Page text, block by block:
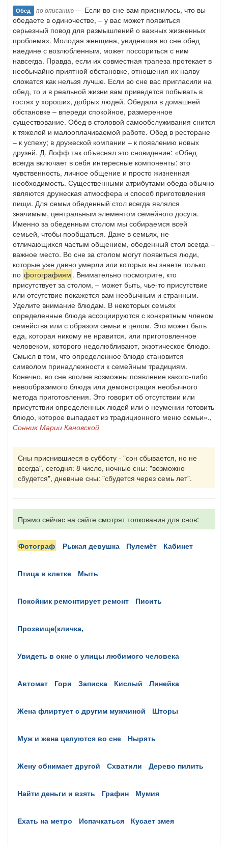
Обед по описанию— Если во сне вам приснилось, что вы
обедаете в одиночестве, – у вас может появиться
серьезный повод для размышлений о важных жизненных
проблемах. Молодая женщина, увидевшая во сне обед
наедине с возлюбленным, может поссориться с ним
навсегда. Правда, если их совместная трапеза протекает в
необычайно приятной обстановке, отношения их наяву
сложатся как нельзя лучше. Если во сне вас пригласили на
обед, то и в реальной жизни вам приведется побывать в
гостях у хороших, добрых людей. Обедали в домашней
обстановке – впереди спокойное, размеренное
существование. Обед в столовой самообслуживания снится
к тяжелой и малооплачиваемой работе. Обед в ресторане
– к успеху; в дружеской компании – к появлению новых
друзей. Д. Лофф так объяснял это сновидение: «Обед
всегда включает в себя интересные компоненты: это
чувственность, личное общение и просто жизненная
необходимость. Существенными атрибутами обеда обычно
являются дружеская атмосфера и способ приготовления
пищи. Для семьи обеденный стол всегда являлся
значимым, центральным элементом семейного досуга.
Именно за обеденным столом мы собираемся всей
семьей, чтобы пообщаться. Даже в семьях, не
отличающихся частым общением, обеденный стол всегда –
важное место. Во сне за столом могут появиться люди,
которые уже давно умерли или которых вы знаете только
по фотографиям . Внимательно посмотрите, кто
присутствует за столом, – может быть, чье-то присутствие
или отсутствие покажется вам необычным и странным.
Уделите внимание блюдам. В некоторых семьях
определенные блюда ассоциируются с конкретным членом
семейства или с образом семьи в целом. Это может быть
еда, которая никому не нравится, или приготовленное
человеком, которого недолюбливают, экзотическое блюдо.
Смысл в том, что определенное блюдо становится
символом принадлежности к семейным традициям.
Конечно, во сне вполне возможны появление какого-либо
невообразимого блюда или демонстрация необычного
метода приготовления. Это говорит об отсутствии или
присутствии определенных людей или о неумении готовить
блюдо, которое выпадает из традиционного меню семьи».,
Сонник Марии Кановской
Сны приснившиеся в субботу - "сон сбывается, но не
всегда", сегодня: 8 число, ночные сны: "возможно
сбудется", дневные сны: "сбудется через семь лет".
Прямо сейчас на сайте смотрят толкования для снов:
фотограф рыжая девушка пулемёт кабинет
птица в клетке мыть
покойник ремонтирует ремонт писить
прозвище(кличка,
увидеть в окне с улицы любимого человека
автомат гори записка кислый линейка
жена флиртует с другим мужчиной шторы
муж и жена целуются во сне нырять
жену обнимает другой схватили дерево пилить
найти деньги и взять графин мумия
ехать на метро испачкаться кусает змея